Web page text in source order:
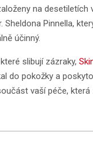
na
Pinnella,
účinný.
slibují zázraky,
do pokožky a
vaší péče,